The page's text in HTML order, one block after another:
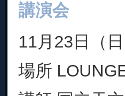
講演会
11月23日（
場所